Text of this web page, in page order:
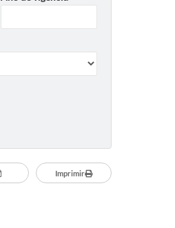
Imprimir